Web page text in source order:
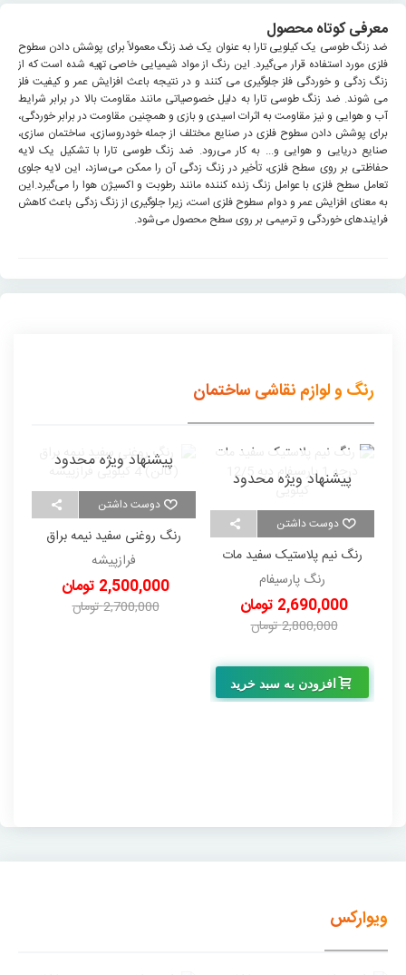
معرفی کوتاه محصول
ضد زنگ طوسی یک کیلویی تارا به عنوان یک ضد زنگ معمولاً برای پوشش دادن سطوح
فلزی مورد استفاده قرار می‌گیرد. این رنگ از مواد شیمیایی خاصی تهیه شده است که از
زنگ زدگی و خوردگی فلز جلوگیری می کنند و در نتیجه باعث افزایش عمر و کیفیت فلز
می شوند. ضد زنگ طوسی تارا به دلیل خصوصیاتی مانند مقاومت بالا در برابر شرایط
آب و هوایی و نیز مقاومت به اثرات اسیدی و بازی و همچنین مقاومت در برابر خوردگی،
برای پوشش دادن سطوح فلزی در صنایع مختلف از جمله خودروسازی، ساختمان سازی،
صنایع دریایی و هوایی و... به کار می‌رود. ضد زنگ طوسی تارا با تشکیل یک لایه
حفاظتی بر روی سطح فلزی، تأخیر در زنگ زدگی آن را ممکن می‌سازد، این لایه جلوی
تعامل سطح فلزی با عوامل زنگ زنده کننده مانند رطوبت و اکسیژن هوا را می‌گیرد.این
به معنای افزایش عمر و دوام سطوح فلزی است، زیرا جلوگیری از زنگ زدگی باعث کاهش
فرایندهای خوردگی و ترمیمی بر روی سطح محصول می‌شود.
رنگ و لوازم نقاشی ساختمان
دوست داشتن
پیشنهاد ویژه محدود
رنگ نیم پلاستیک سفید مات
کیلویی
رنگ پارسیفام
2,690,000 تومان
2,800,000 تومان
افزودن به سبد خرید
دوست داشتن
پیشنهاد ویژه محدود
رنگ روغنی سفید نیمه براق
فرازپیشه
2,500,000 تومان
2,700,000 تومان
ویوارکس